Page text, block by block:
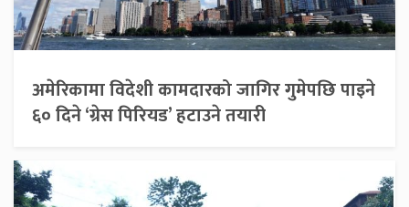
अमेरिकामा विदेशी कामदारको जागिर गुमेपछि पाइने
६० दिने ‘ग्रेस पिरियड’ हटाउने तयारी